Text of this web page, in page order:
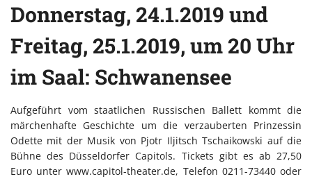
Donnerstag, 24.1.2019 und
Freitag, 25.1.2019, um 20 Uhr
im Saal: Schwanensee
Aufgeführt vom staatlichen Russischen Ballett kommt die
märchenhafte Geschichte um die verzauberten Prinzessin
Odette mit der Musik von Pjotr Iljitsch Tschaikowski auf die
Bühne des Düsseldorfer Capitols. Tickets gibt es ab 27,50
Euro unter www.capitol-theater.de, Telefon 0211-73440 oder